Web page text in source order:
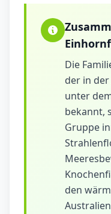
Die
der in
unter
bekannt,
Gruppe
den